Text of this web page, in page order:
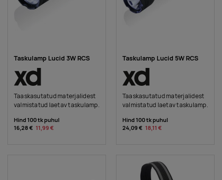
Taskulamp Lucid 3W RCS
Taaskasutatud materjalidest
valmistatud laetav taskulamp.
Hind 100 tk puhul
16,28 € 11,99 €
Taskulamp Lucid 5W RCS
Taaskasutatud materjalidest
valmistatud laetav taskulamp.
Hind 100 tk puhul
24,09 € 18,11 €